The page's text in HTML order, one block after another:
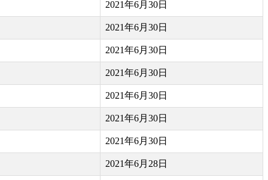
2021年6月30日
2021年6月30日
2021年6月30日
2021年6月30日
2021年6月30日
2021年6月30日
2021年6月30日
2021年6月28日